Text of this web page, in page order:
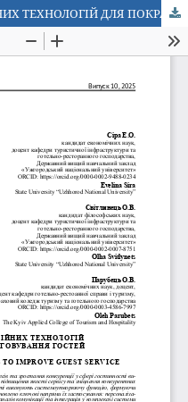
ВИКОРИСТАННЯ ІННОВАЦІЙНИХ ТЕХНОЛОГІЙ ДЛЯ ПОКРАЩЕННЯ ОБСЛУГОВУВАННЯ ГОСТЕЙ